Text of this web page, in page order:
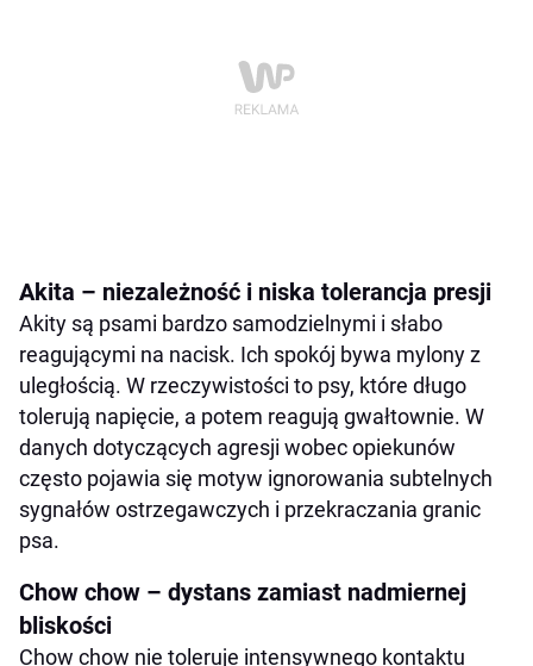
Akita – niezależność i niska tolerancja presji
Akity są psami bardzo samodzielnymi i słabo
reagującymi na nacisk. Ich spokój bywa mylony z
uległością. W rzeczywistości to psy, które długo
tolerują napięcie, a potem reagują gwałtownie. W
danych dotyczących agresji wobec opiekunów
często pojawia się motyw ignorowania subtelnych
sygnałów ostrzegawczych i przekraczania granic
psa.
Chow chow – dystans zamiast nadmiernej
bliskości
Chow chow nie toleruje intensywnego kontaktu